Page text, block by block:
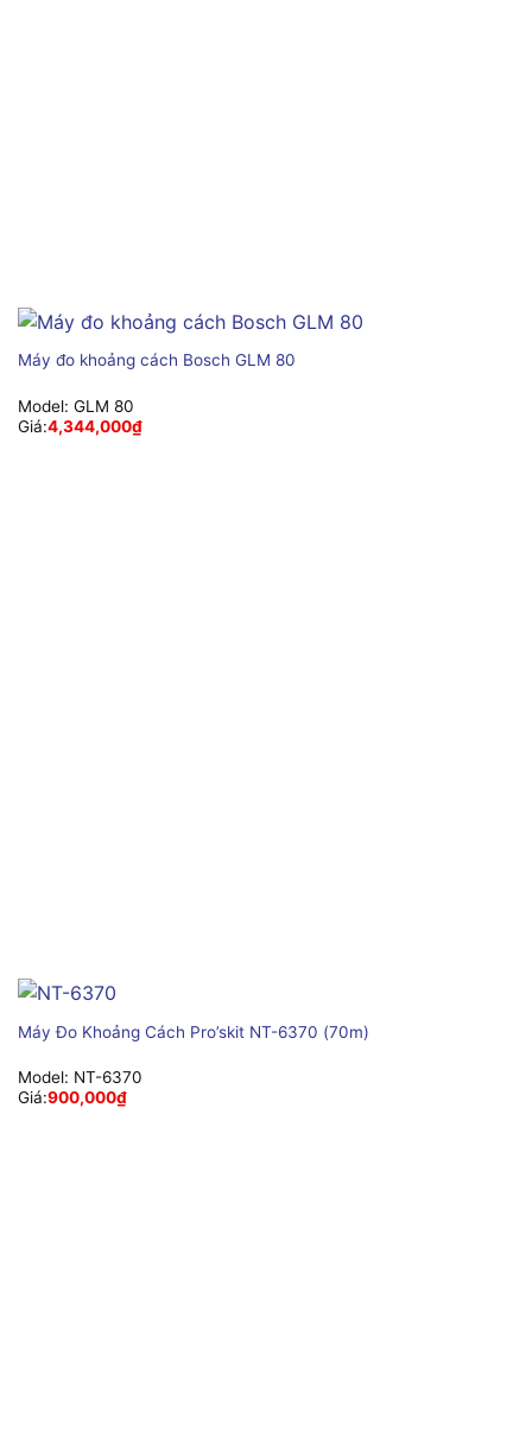
Máy đo khoảng cách Bosch GLM 80
Model: GLM 80
Giá:4,344,000₫
Máy Đo Khoảng Cách Pro’skit NT-6370 (70m)
Model: NT-6370
Giá:900,000₫